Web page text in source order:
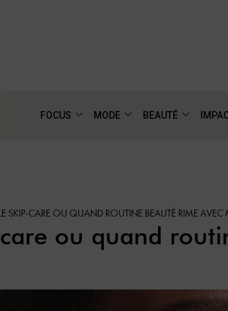
FOCUS MODE BEAUTÉ
LE SKIP-CARE OU QUAND ROUTINE BEAUTÉ RIME
ou quand